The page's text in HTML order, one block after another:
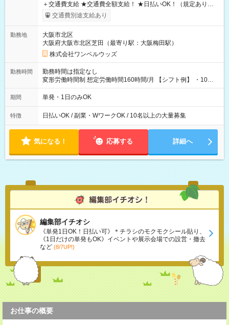
＋交通費支給 ★交通費全額支給！ ★日払いOK！（規定あり） ┗
働いたその日に現金GET♪ お仕事後はコンビニATMから 日払
交通費別途支給あり
勤務地
大阪市北区
大阪府大阪市北区芝田（最寄り駅：大阪梅田駅）
株式会社ワンベルウッズ
勤務時間
勤務時間は指定なし
変形労働時間制 想定労働時間160時間/月 【シフト例】 ・10：
00～20：00
期間 単発・1日のみOK
特徴 日払いOK / 副業・WワークOK / 10名以上の大量募集
気になる！ 応募する 詳細へ
編集部イチオシ
《単発1日OK！日払い可》＊チラシのモクモクシール貼り、
《1日だけの単発もOK》イベントや展示会場での設営・撤去
など (8/7UP!)
お仕事の概要